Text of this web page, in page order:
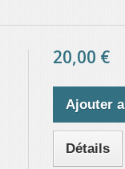
20,00 €
Ajouter
Détails